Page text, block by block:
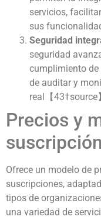
servicios,
sus
Seguridad
seguridad
cumplimiento de
de auditar y
real【43†source
Precios y
suscripción
Ofrece un modelo de
suscripciones,
tipos de
una variedad de